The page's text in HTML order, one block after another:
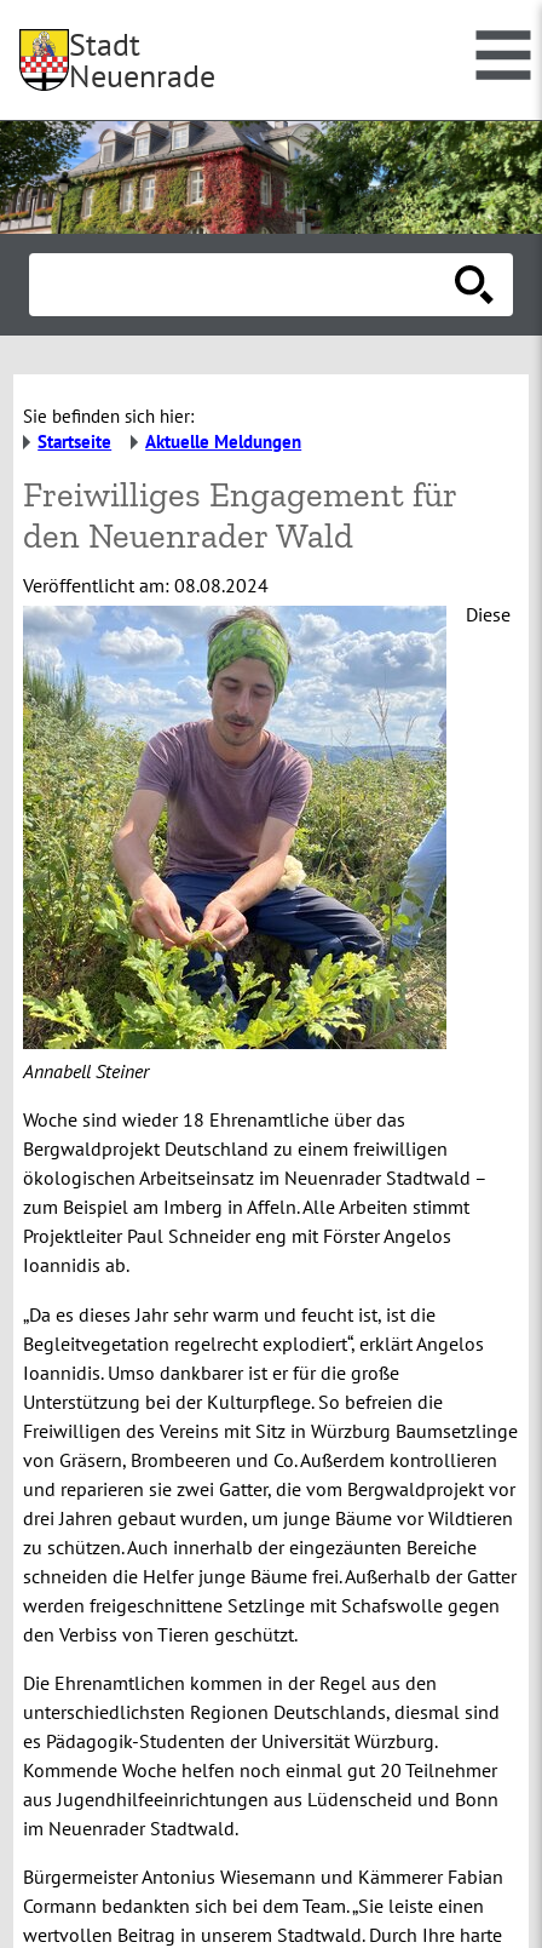
Stadt
Neuenrade
Sie befinden sich hier:
Startseite
Aktuelle Meldungen
Freiwilliges Engagement für
den Neuenrader Wald
Veröffentlicht am: 08.08.2024
Annabell Steiner
Diese
Woche sind wieder 18 Ehrenamtliche über das
Bergwaldprojekt Deutschland zu einem freiwilligen
ökologischen Arbeitseinsatz im Neuenrader Stadtwald –
zum Beispiel am Imberg in Affeln. Alle Arbeiten stimmt
Projektleiter Paul Schneider eng mit Förster Angelos
Ioannidis ab.
„Da es dieses Jahr sehr warm und feucht ist, ist die
Begleitvegetation regelrecht explodiert“, erklärt Angelos
Ioannidis. Umso dankbarer ist er für die große
Unterstützung bei der Kulturpflege. So befreien die
Freiwilligen des Vereins mit Sitz in Würzburg Baumsetzlinge
von Gräsern, Brombeeren und Co. Außerdem kontrollieren
und reparieren sie zwei Gatter, die vom Bergwaldprojekt vor
drei Jahren gebaut wurden, um junge Bäume vor Wildtieren
zu schützen. Auch innerhalb der eingezäunten Bereiche
schneiden die Helfer junge Bäume frei. Außerhalb der Gatter
werden freigeschnittene Setzlinge mit Schafswolle gegen
den Verbiss von Tieren geschützt.
Die Ehrenamtlichen kommen in der Regel aus den
unterschiedlichsten Regionen Deutschlands, diesmal sind
es Pädagogik-Studenten der Universität Würzburg.
Kommende Woche helfen noch einmal gut 20 Teilnehmer
aus Jugendhilfeeinrichtungen aus Lüdenscheid und Bonn
im Neuenrader Stadtwald.
Bürgermeister Antonius Wiesemann und Kämmerer Fabian
Cormann bedankten sich bei dem Team. „Sie leiste einen
wertvollen Beitrag in unserem Stadtwald. Durch Ihre harte